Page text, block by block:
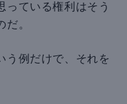
っている権利はそう
だ。
う例だけで、それを